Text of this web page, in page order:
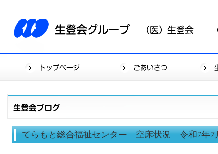
てらもと総合福祉センター 空床状況 令和7年7